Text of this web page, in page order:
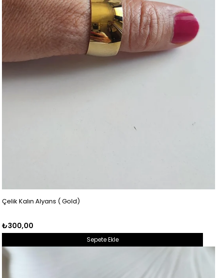
Çelik Kalın Alyans ( Gold)
₺300,00
Sepete Ekle